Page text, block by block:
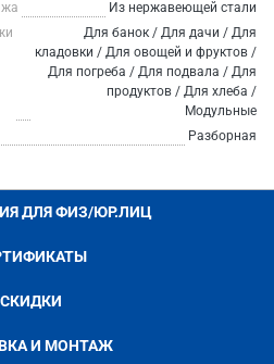
Из нержавеющей стали
Для банок / Для дачи / Для
кладовки / Для овощей и фруктов /
Для погреба / Для подвала / Для
продуктов / Для хлеба /
Модульные
Разборная
ДЛЯ ФИЗ/ЮР.ЛИЦ
СКИДКИ
И МОНТАЖ